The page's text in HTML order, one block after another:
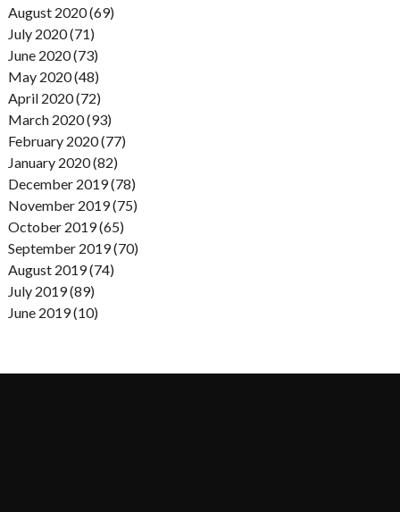
August 2020 (69)
July 2020 (71)
June 2020 (73)
May 2020 (48)
April 2020 (72)
March 2020 (93)
February 2020 (77)
January 2020 (82)
December 2019 (78)
November 2019 (75)
October 2019 (65)
September 2019 (70)
August 2019 (74)
July 2019 (89)
June 2019 (10)